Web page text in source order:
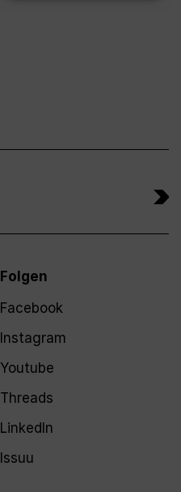
Folgen
Facebook
Instagram
Youtube
Threads
LinkedIn
Issuu